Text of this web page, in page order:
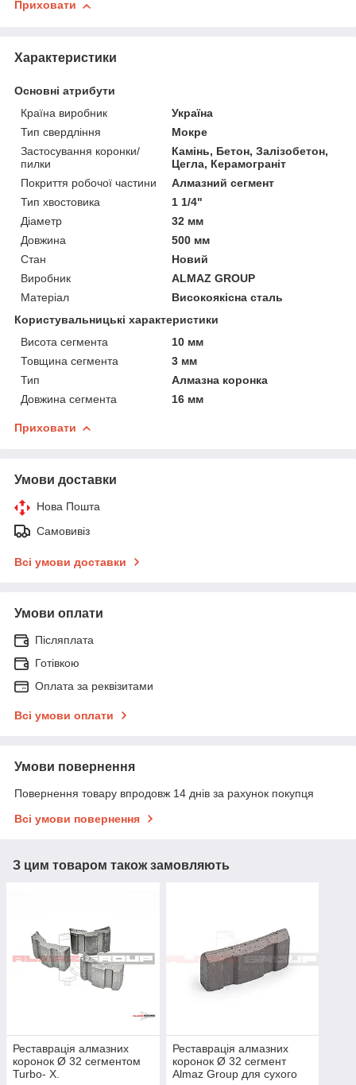
Приховати
Характеристики
Основні атрибути
Країна виробник
Україна
Тип свердління
Мокре
Застосування коронки/
пилки
Камінь, Бетон, Залізобетон,
Цегла, Керамограніт
Покриття робочої частини
Алмазний сегмент
Тип хвостовика
1 1/4"
Діаметр
32 мм
Довжина
500 мм
Стан
Новий
Виробник
ALMAZ GROUP
Матеріал
Високоякісна сталь
Користувальницькі характеристики
Висота сегмента
10 мм
Товщина сегмента
3 мм
Тип
Алмазна коронка
Довжина сегмента
16 мм
Приховати
Умови доставки
Нова Пошта
Самовивіз
Всі умови доставки
Умови оплати
Післяплата
Готівкою
Оплата за реквізитами
Всі умови оплати
Умови повернення
Повернення товару впродовж 14 днів за рахунок покупця
Всі умови повернення
З цим товаром також замовляють
Реставрація алмазних
коронок Ø 32 сегментом
Turbo- Х.
Реставрація алмазних
коронок Ø 32 сегмент
Almaz Group для сухого